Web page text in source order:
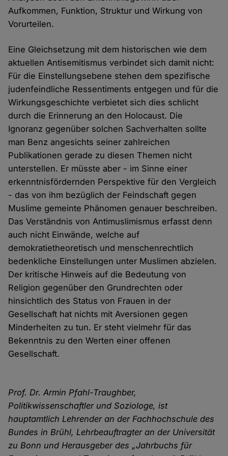
Aufkommen, Funktion, Struktur und Wirkung von
Vorurteilen.
Eine Gleichsetzung mit dem historischen wie dem
aktuellen Antisemitismus verbindet sich damit nicht:
Für die Einstellungsebene stehen dem spezifische
judenfeindliche Ressentiments entgegen und für die
Wirkungsgeschichte verbietet sich dies schlicht
durch die Erinnerung an den Holocaust. Die
Ignoranz gegenüber solchen Sachverhalten sollte
man Benz angesichts seiner zahlreichen
Publikationen gerade zu diesen Themen nicht
unterstellen. Er müsste aber - im Sinne einer
erkenntnisfördernden Perspektive für den Vergleich
- das von ihm bezüglich der Feindschaft gegen
Muslime gemeinte Phänomen genauer beschreiben.
Das Verständnis von Antimuslimismus erfasst denn
auch nicht Einwände, welche auf
demokratietheoretisch und menschenrechtlich
bedenkliche Einstellungen unter Muslimen abzielen.
Der kritische Hinweis auf die Bedeutung von
Religion gegenüber den Grundrechten oder
hinsichtlich des Status von Frauen in der
Gesellschaft hat nichts mit Aversionen gegen
Minderheiten zu tun. Er steht vielmehr für das
Bekenntnis zu den Werten einer offenen
Gesellschaft.
Prof. Dr. Armin Pfahl-Traughber,
Politikwissenschaftler und Soziologe, ist
hauptamtlich Lehrender an der Fachhochschule des
Bundes in Brühl, Lehrbeauftragter an der Universität
zu Bonn und Herausgeber des „Jahrbuchs für